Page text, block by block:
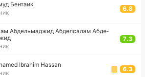
Бе­нтаик
6.8
Абде­льма­джид Абде­лса­лам Абде­
7.3
Ibrahim Hassan
6.3